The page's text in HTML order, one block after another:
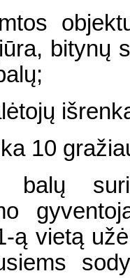
bitynų
10
balų
ą vietą